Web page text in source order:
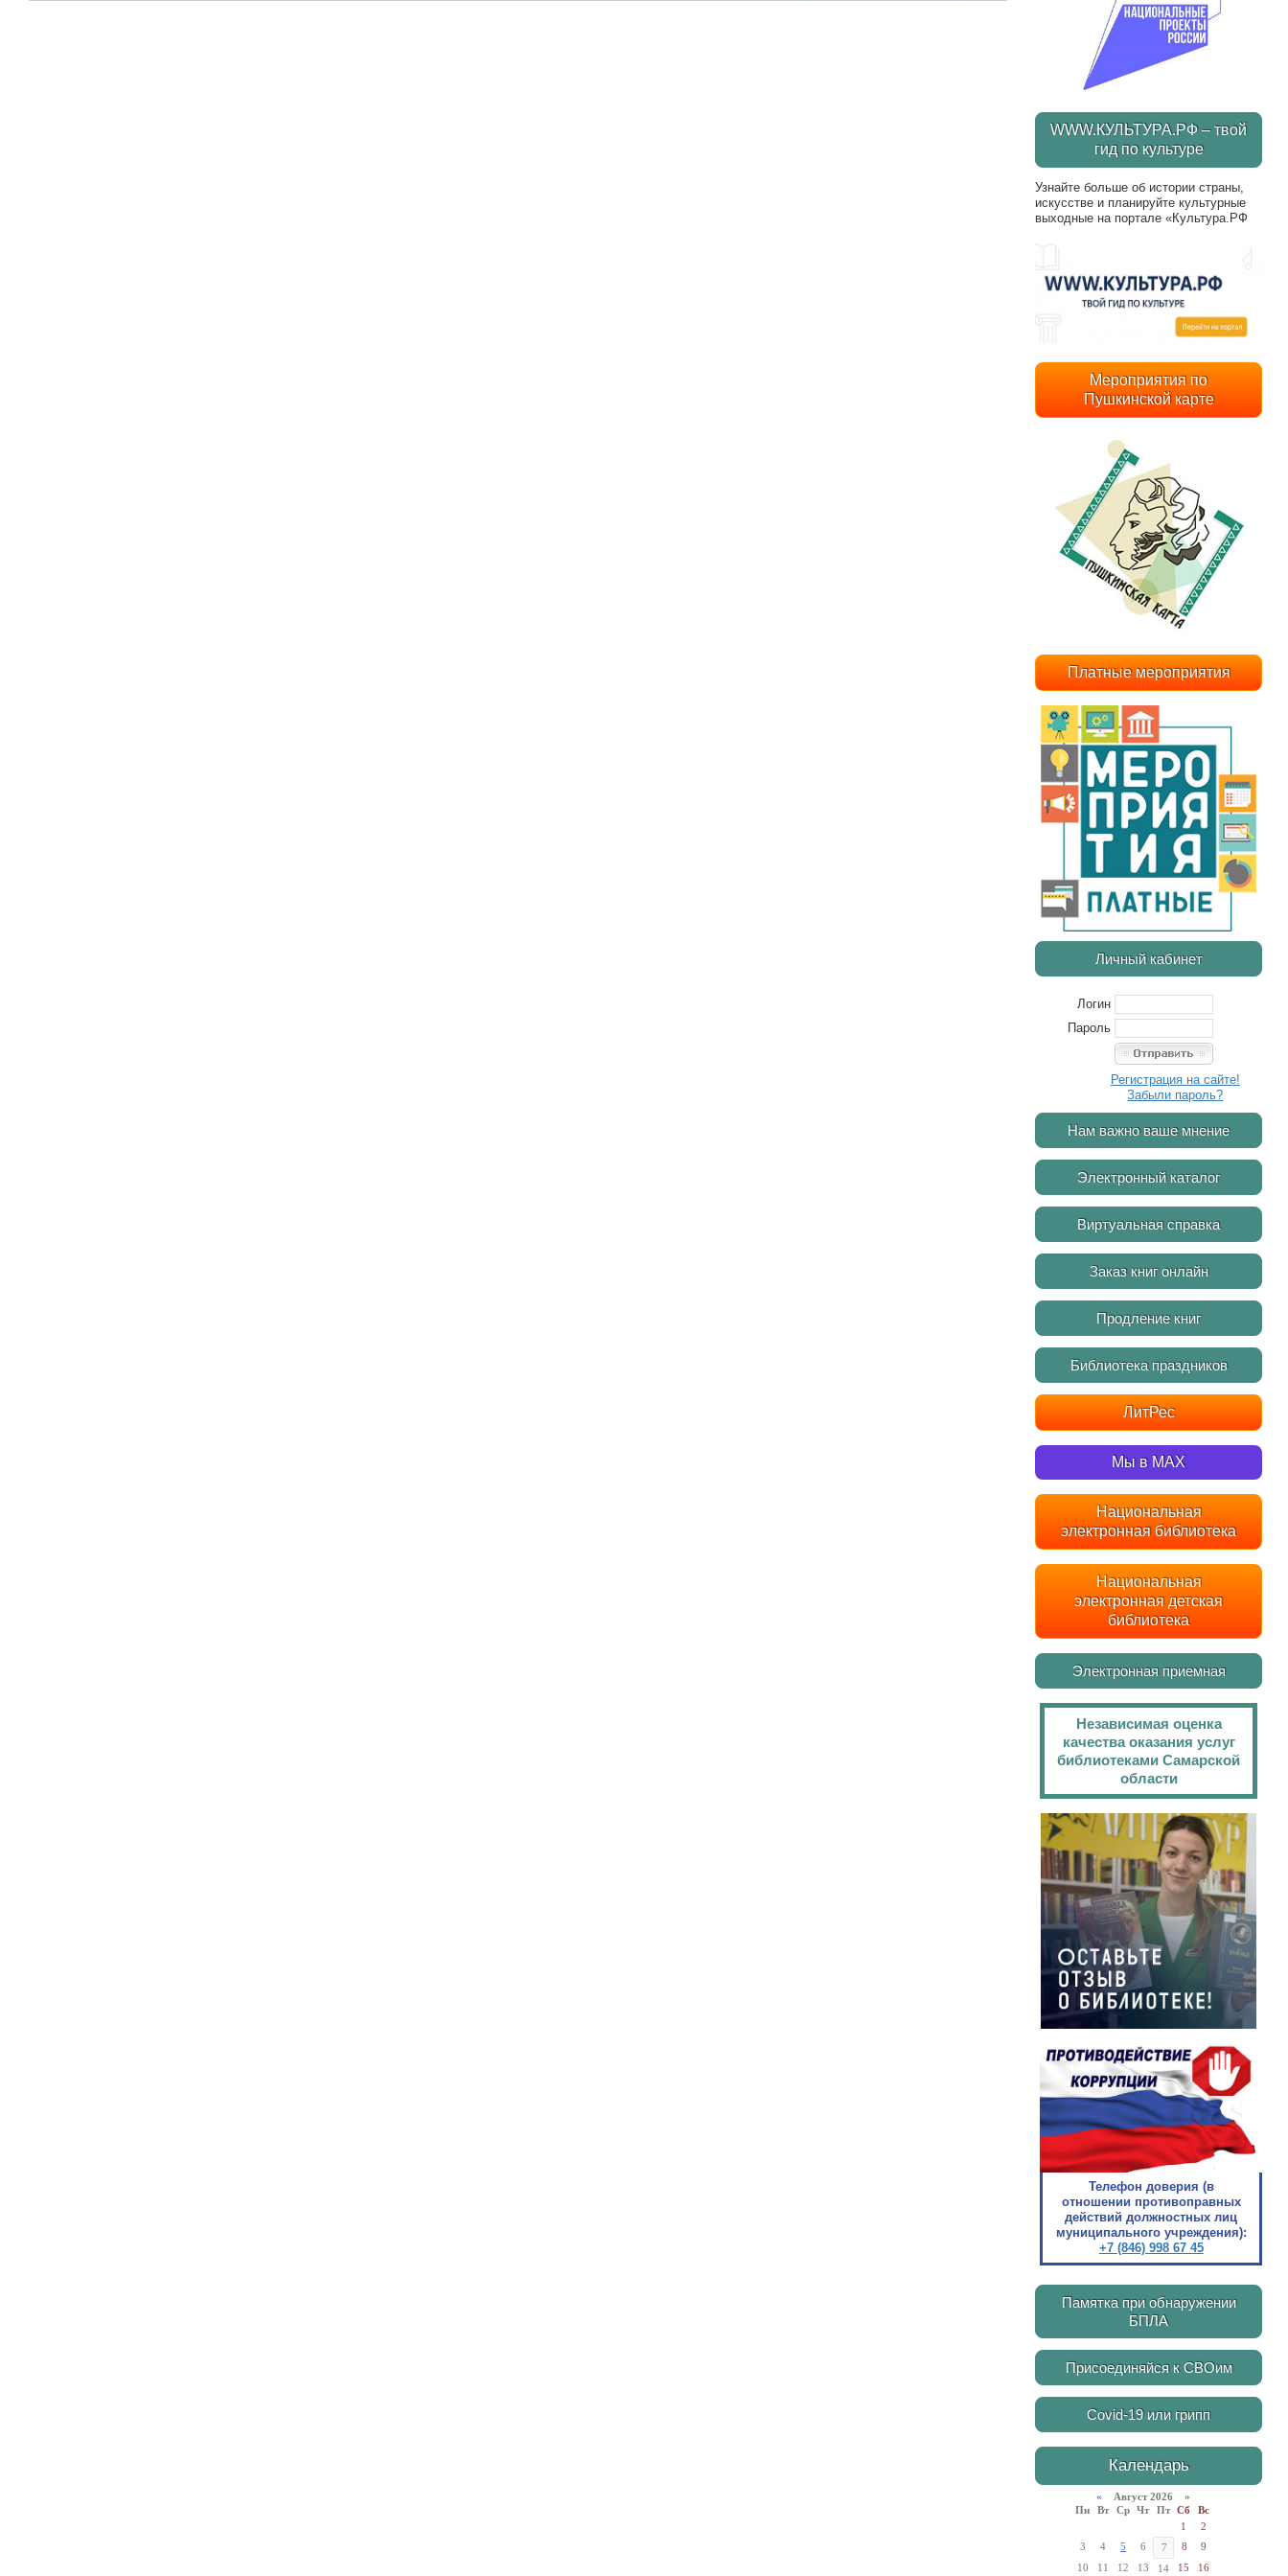
WWW.КУЛЬТУРА.РФ – твой
гид по культуре
Узнайте больше об истории страны,
искусстве и планируйте культурные
выходные на портале «Культура.РФ
Мероприятия по
Пушкинской карте
Платные мероприятия
Личный кабинет
Логин
Пароль
Регистрация на сайте!
Забыли пароль?
Нам важно ваше мнение
Электронный каталог
Виртуальная справка
Заказ книг онлайн
Продление книг
Библиотека праздников
ЛитРес
Мы в MAX
Национальная
электронная библиотека
Национальная
электронная детская
библиотека
Электронная приемная
Независимая оценка
качества оказания услуг
библиотеками Самарской
области
Телефон доверия (в
отношении противоправных
действий должностных лиц
муниципального учреждения):
+7 (846) 998 67 45
Памятка при обнаружении
БПЛА
Присоединяйся к СВОим
Covid-19 или грипп
Календарь
« Август 2026 »
Пн
Вт Ср Чт Пт Сб
Вс
1
2
3
4 5 6 7 8
9
10
11 12 13 14 15 16